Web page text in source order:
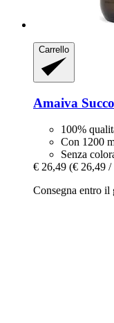
Carrello
Amaiva
100%
Con 1200
Senza
€ 26,49 (€ 26,49
Consegna entro il